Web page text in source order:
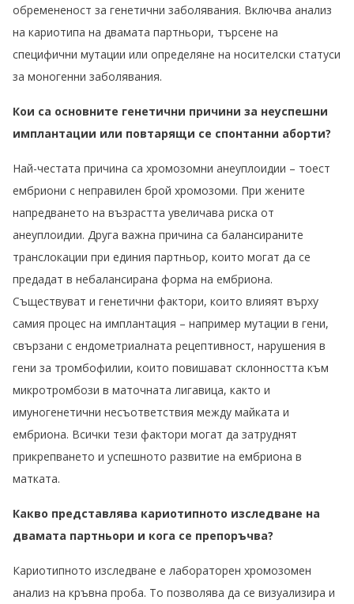
обремененост за генетични заболявания. Включва анализ
на кариотипа на двамата партньори, търсене на
специфични мутации или определяне на носителски статуси
за моногенни заболявания.
Кои са основните генетични причини за неуспешни
имплантации или повтарящи се спонтанни аборти?
Най-честата причина са хромозомни анеуплоидии – тоест
ембриони с неправилен брой хромозоми. При жените
напредването на възрастта увеличава риска от
анеуплоидии. Друга важна причина са балансираните
транслокации при единия партньор, които могат да се
предадат в небалансирана форма на ембриона.
Съществуват и генетични фактори, които влияят върху
самия процес на имплантация – например мутации в гени,
свързани с ендометриалната рецептивност, нарушения в
гени за тромбофилии, които повишават склонността към
микротромбози в маточната лигавица, както и
имуногенетични несъответствия между майката и
ембриона. Всички тези фактори могат да затруднят
прикрепването и успешното развитие на ембриона в
матката.
Какво представлява кариотипното изследване на
двамата партньори и кога се препоръчва?
Кариотипното изследване е лабораторен хромозомен
анализ на кръвна проба. То позволява да се визуализира и